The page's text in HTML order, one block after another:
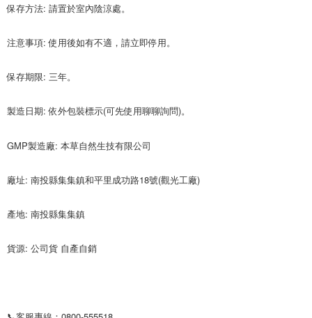
保存方法: 請置於室內陰涼處。
注意事項: 使用後如有不適，請立即停用。
保存期限: 三年。
製造日期: 依外包裝標示(可先使用聊聊詢問)。
GMP製造廠: 本草自然生技有限公司
廠址: 南投縣集集鎮和平里成功路18號(觀光工廠)
產地: 南投縣集集鎮
貨源: 公司貨 自產自銷